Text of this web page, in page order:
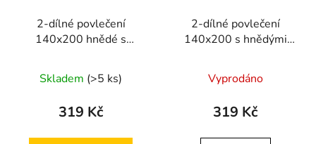
2-dílné povlečení
140x200 hnědé s
jednu postel
Skladem (>5 ks)
319 Kč
2-dílné povlečení
140x200 s hnědými
podkladu
Vyprodáno
319 Kč